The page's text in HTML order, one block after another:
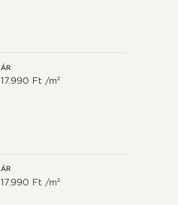
ÁR
17.990 Ft /m²
ÁR
17.990 Ft /m²